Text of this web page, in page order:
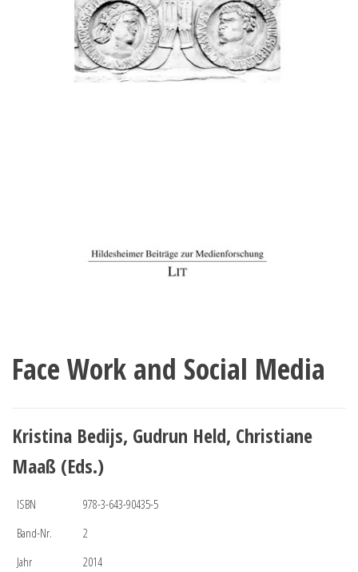
Face Work and Social Media
Kristina Bedijs, Gudrun Held, Christiane
Maaß (Eds.)
ISBN
978-3-643-90435-5
Band-Nr.
2
Jahr
2014